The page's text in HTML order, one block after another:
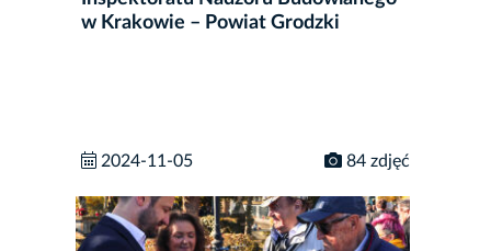
w Krakowie – Powiat Grodzki
2024-11-05 84 zdjęć